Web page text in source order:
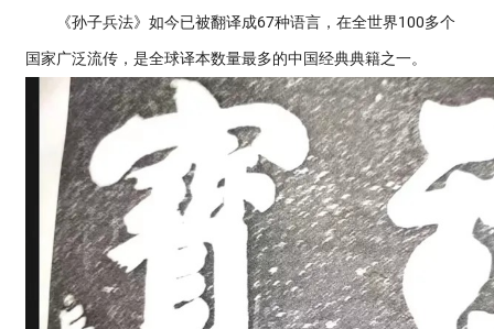
《孙子兵法》如今已被翻译成67种语言，在全世界100多个
国家广泛流传，是全球译本数量最多的中国经典典籍之一。